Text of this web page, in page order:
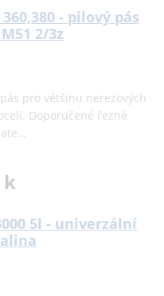
360,380 - pilový pás
2/3z
pro většinu nerezových
Doporučené řezné
k
5l - univerzální